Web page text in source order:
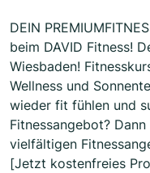
DEIN
beim DAVID Fitness!
Wiesbaden!
Wellness und
wieder fit fühlen und
Fitnessangebot?
vielfältigen
[Jetzt kostenfreies